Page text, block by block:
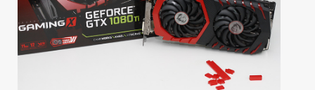
KAUPPA
VAIHDA TEEMA